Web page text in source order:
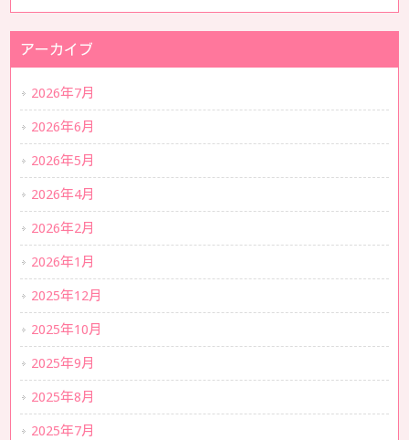
アーカイブ
2026年7月
2026年6月
2026年5月
2026年4月
2026年2月
2026年1月
2025年12月
2025年10月
2025年9月
2025年8月
2025年7月